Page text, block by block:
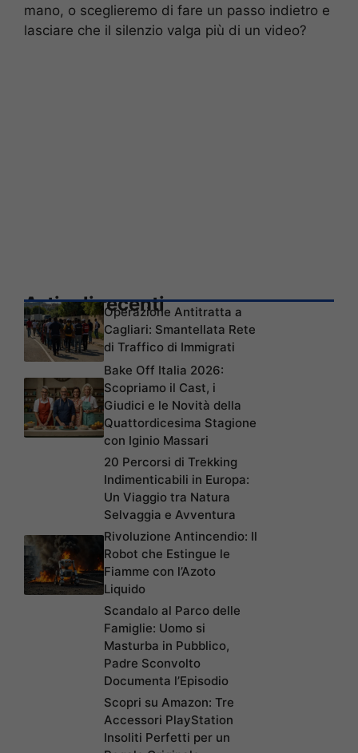
mano, o sceglieremo di fare un passo indietro e
lasciare che il silenzio valga più di un video?
Articoli recentiOperazione Antitratta a
Cagliari: Smantellata Rete
di Traffico di Immigrati
Bake Off Italia 2026:
Scopriamo il Cast, i
Giudici e le Novità della
Quattordicesima Stagione
con Iginio Massari
20 Percorsi di Trekking
Indimenticabili in Europa:
Un Viaggio tra Natura
Selvaggia e Avventura
Rivoluzione Antincendio: Il
Robot che Estingue le
Fiamme con l’Azoto
Liquido
Scandalo al Parco delle
Famiglie: Uomo si
Masturba in Pubblico,
Padre Sconvolto
Documenta l’Episodio
Scopri su Amazon: Tre
Accessori PlayStation
Insoliti Perfetti per un